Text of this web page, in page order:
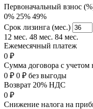
Первоначальный взнос
0% 25% 49%
Срок лизинга (мес.)
12 мес. 48 мес. 84 мес.
Ежемесячный платеж
0 ₽
Сумма договора с
0 ₽ 0 ₽ без выгоды
Возврат 20% НДС
0 ₽
Снижение налога на